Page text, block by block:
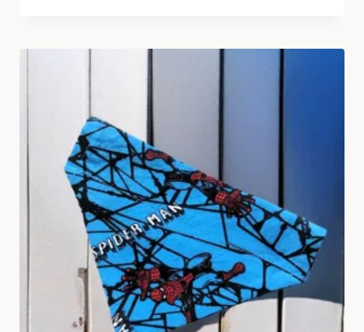
mehrere
Optionen
können
Produktseite
gewählt